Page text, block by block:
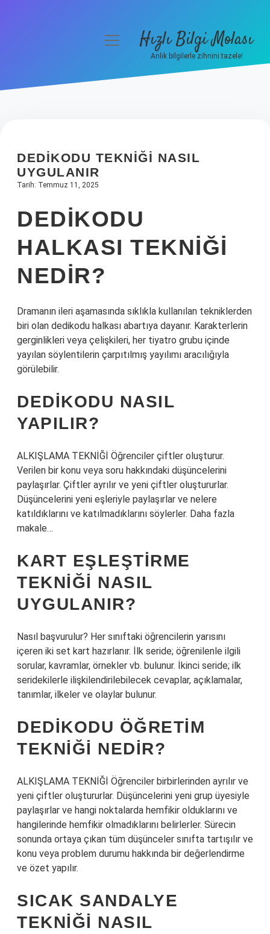
Hakkımızda
menüyüHızlı Bilgi Molası
Anlık bilgilerle zihnini tazele!
DEDIKODU TEKNIĞI NASIL
UYGULANIR
Tarih: Temmuz 11, 2025
DEDIKODU
HALKASI TEKNIĞI
NEDIR?
Dramanın ileri aşamasında sıklıkla kullanılan tekniklerden
biri olan dedikodu halkası abartıya dayanır. Karakterlerin
gerginlikleri veya çelişkileri, her tiyatro grubu içinde
yayılan söylentilerin çarpıtılmış yayılımı aracılığıyla
görülebilir.
DEDIKODU NASIL
YAPILIR?
ALKIŞLAMA TEKNİĞİ Öğrenciler çiftler oluşturur.
Verilen bir konu veya soru hakkındaki düşüncelerini
paylaşırlar. Çiftler ayrılır ve yeni çiftler oluştururlar.
Düşüncelerini yeni eşleriyle paylaşırlar ve nelere
katıldıklarını ve katılmadıklarını söylerler. Daha fazla
makale…
KART EŞLEŞTIRME
TEKNIĞI NASIL
UYGULANIR?
Nasıl başvurulur? Her sınıftaki öğrencilerin yarısını
içeren iki set kart hazırlanır. İlk seride; öğrenilenle ilgili
sorular, kavramlar, örnekler vb. bulunur. İkinci seride; ilk
seridekilerle ilişkilendirilebilecek cevaplar, açıklamalar,
tanımlar, ilkeler ve olaylar bulunur.
DEDIKODU ÖĞRETIM
TEKNIĞI NEDIR?
ALKIŞLAMA TEKNİĞİ Öğrenciler birbirlerinden ayrılır ve
yeni çiftler oluştururlar. Düşüncelerini yeni grup üyesiyle
paylaşırlar ve hangi noktalarda hemfikir olduklarını ve
hangilerinde hemfikir olmadıklarını belirlerler. Sürecin
sonunda ortaya çıkan tüm düşünceler sınıfta tartışılır ve
konu veya problem durumu hakkında bir değerlendirme
ve özet yapılır.
SICAK SANDALYE
TEKNIĞI NASIL